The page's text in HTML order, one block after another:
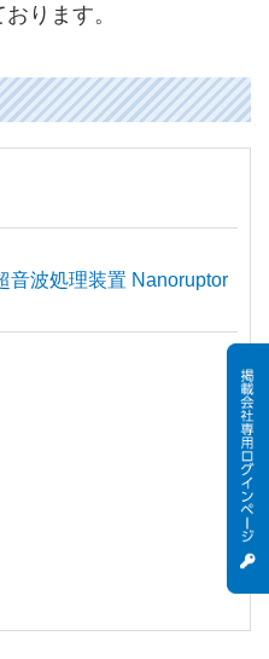
ります。
音波処理装置 Nanoruptor